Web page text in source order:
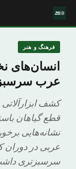
فرهنگ و هنر
انسان‌های
عرب
کشف
قطع گیاهان
نشانه‌هایی
عربی در دوران
سرسبزتری